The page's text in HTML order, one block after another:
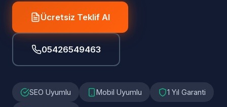
Ücretsiz Teklif Al
05426549463
SEO Uyumlu Mobil Uyumlu 1 Yıl Garanti